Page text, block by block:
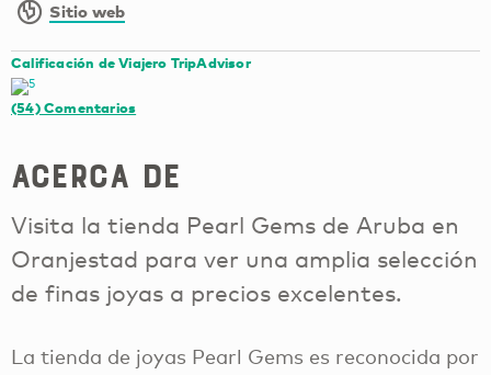
Sitio web
Calificación de Viajero TripAdvisor
(54)Comentarios
Acerca de
Visita la tienda Pearl Gems de Aruba en
Oranjestad para ver una amplia selección
de finas joyas a precios excelentes.
La tienda de joyas Pearl Gems es reconocida por